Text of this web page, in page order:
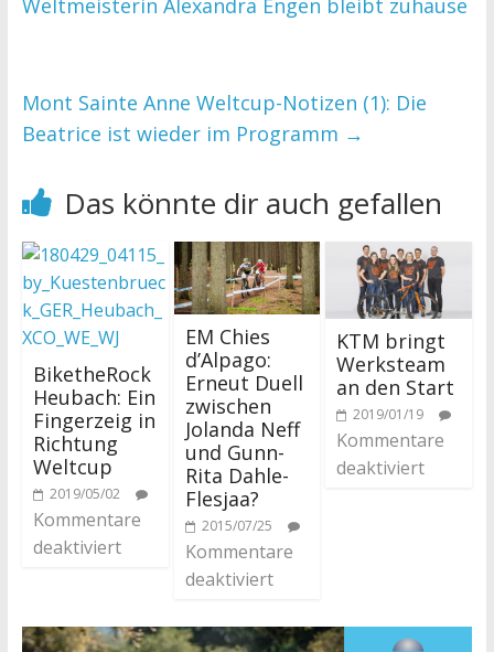
Weltmeisterin Alexandra Engen bleibt zuhause
Mont Sainte Anne Weltcup-Notizen (1): Die
Beatrice ist wieder im Programm →
Das könnte dir auch gefallen
BiketheRock
Heubach: Ein
Fingerzeig in
Richtung
Weltcup
2019/05/02
Kommentare
deaktiviert
EM Chies
d’Alpago:
Erneut Duell
zwischen
Jolanda Neff
und Gunn-
Rita Dahle-
Flesjaa?
2015/07/25
Kommentare
deaktiviert
KTM bringt
Werksteam
an den Start
2019/01/19
Kommentare
deaktiviert